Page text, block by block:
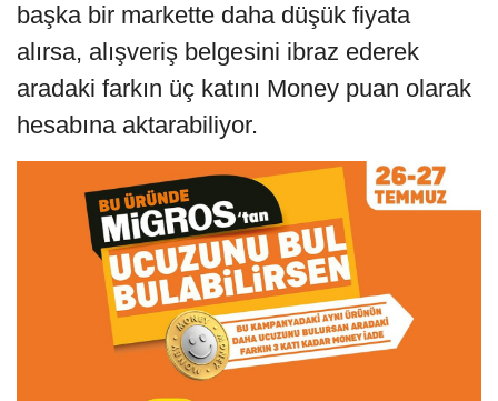
başka bir markette daha düşük fiyata
alırsa, alışveriş belgesini ibraz ederek
aradaki farkın üç katını Money puan olarak
hesabına aktarabiliyor.